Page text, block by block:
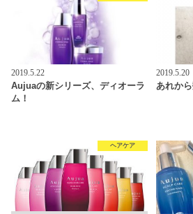
2019.5.22
Aujuaの新シリーズ、ディオーラ
ム！
2019.5.20
あれから
ヘアケア